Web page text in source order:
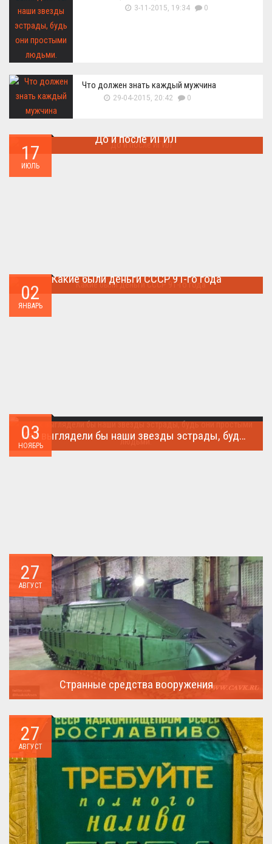
3-11-2015, 19:34 0
Что должен знать каждый мужчина
29-04-2015, 20:42 0
17
ИЮЛЬ
До и после ИГИЛ
02
ЯНВАРЬ
Какие были деньги СССР 91-го года
03
НОЯБРЬ
Как выглядели бы наши звезды эстрады, будь они простыми людьми.
27
АВГУСТ
Странные средства вооружения
27
АВГУСТ